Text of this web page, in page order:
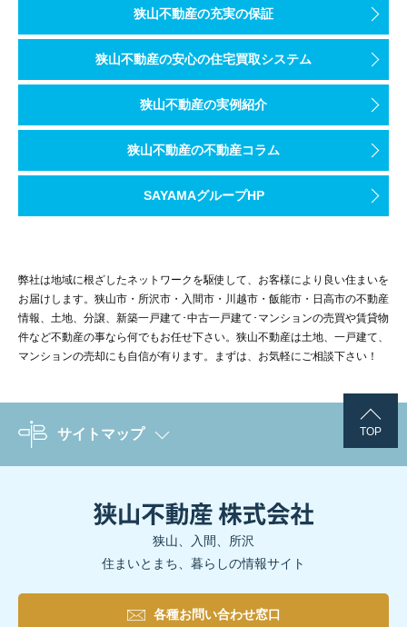
冬場帰宅してから暖房が付いていなくても、暖かい家に帰ってき
元々は収納としての設計だったこちらの大型小屋裏収納。
フロア続きだから秘密基地のような小部屋として、来客時の寝室
階段上部の高窓は通常より大きく間口をとって、陽光がたっぷりと
ご夫婦できちんと仕分けて収納されたWICは、奥様のバッグを置
狭山不動産の充実の保証
狭山不動産の安心の住宅買取システム
狭山不動産の実例紹介
狭山不動産の不動産コラム
SAYAMAグループHP
弊社は地域に根ざしたネットワークを駆使して、お客様により良い住まいを
お届けします。狭山市・所沢市・入間市・川越市・飯能市・日高市の不動産
情報、土地、分譲、新築一戸建て･中古一戸建て･マンションの売買や賃貸物
件など不動産の事なら何でもお任せ下さい。狭山不動産は土地、一戸建て、
マンションの売却にも自信が有ります。まずは、お気軽にご相談下さい！
TOP
サイトマップ
狭山、入間、所沢
住まいとまち、暮らしの情報サイト
各種お問い合わせ窓口